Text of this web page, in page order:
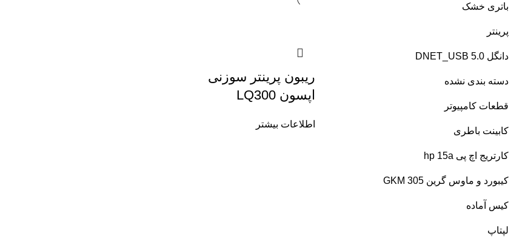
باتری خشک
پرینتر
دانگل DNET_USB 5.0
دسته بندی نشده
قطعات کامپیوتر
کابینت باطری
کارتریج اچ پی hp 15a
کیبورد و ماوس گرین GKM 305
کیس آماده
لپتاپ
ریبون پرینتر سوزنی
اپسون LQ300
اطلاعات بیشتر